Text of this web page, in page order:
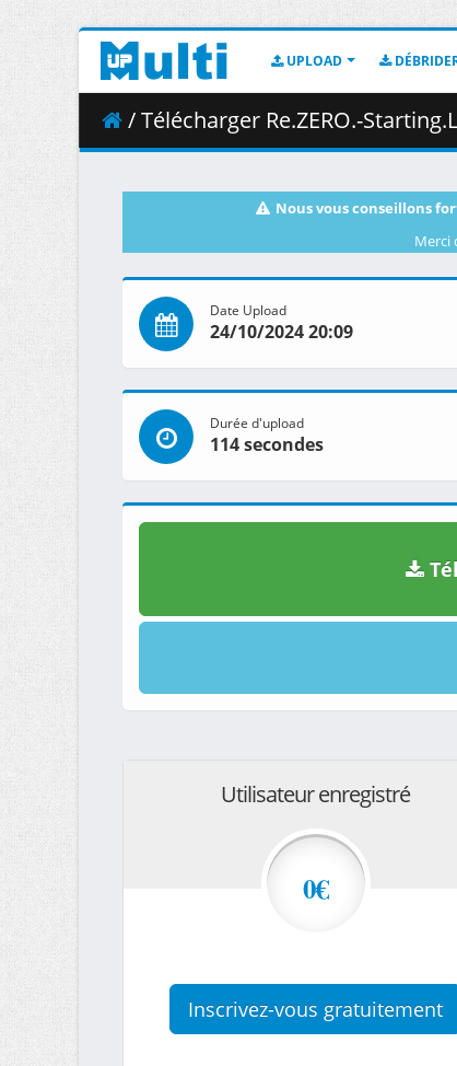
UPLOAD
/ Télécharger Re.ZERO.-
Nous vous conseillons
Merci
Date Upload
24/10/2024 20:09
Durée d'upload
114 secondes
Utilisateur enregistré
0€
Inscrivez-vous gratuitement